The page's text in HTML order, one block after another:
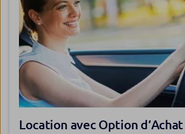
Location avec Option d’Achat